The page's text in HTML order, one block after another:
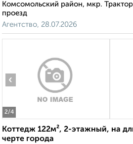
Комсомольский район, мкр.
проезд
Агентство, 28.07.2026
2/4
‹
Коттедж 122м², 2-этажный, на
черте города